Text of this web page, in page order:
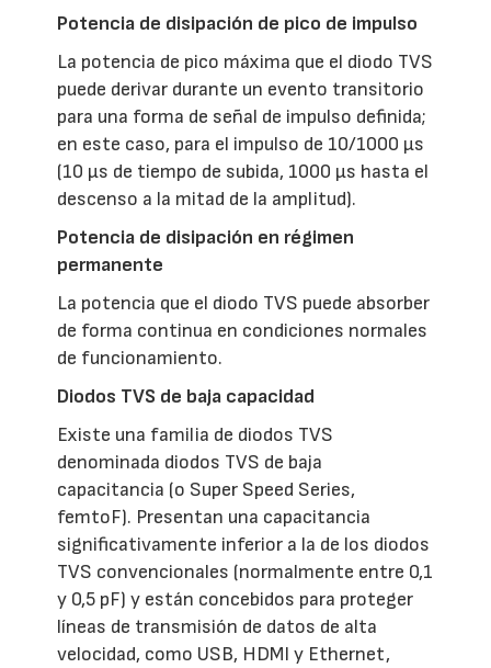
Potencia de disipación de pico de impulso
La potencia de pico máxima que el diodo TVS
puede derivar durante un evento transitorio
para una forma de señal de impulso definida;
en este caso, para el impulso de 10/1000 µs
(10 µs de tiempo de subida, 1000 µs hasta el
descenso a la mitad de la amplitud).
Potencia de disipación en régimen
permanente
La potencia que el diodo TVS puede absorber
de forma continua en condiciones normales
de funcionamiento.
Diodos TVS de baja capacidad
Existe una familia de diodos TVS
denominada diodos TVS de baja
capacitancia (o Super Speed Series,
femtoF). Presentan una capacitancia
significativamente inferior a la de los diodos
TVS convencionales (normalmente entre 0,1
y 0,5 pF) y están concebidos para proteger
líneas de transmisión de datos de alta
velocidad, como USB, HDMI y Ethernet,